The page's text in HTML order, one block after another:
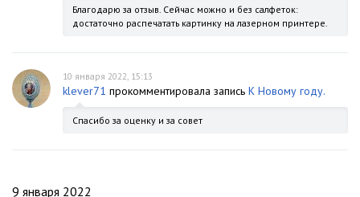
Благодарю за отзыв. Сейчас можно и без салфеток:
достаточно распечатать картинку на лазерном принтере.
10 января 2022, 15:13
klever71 прокомментировала запись К Новому году.
Спасибо за оценку и за совет
9 января 2022